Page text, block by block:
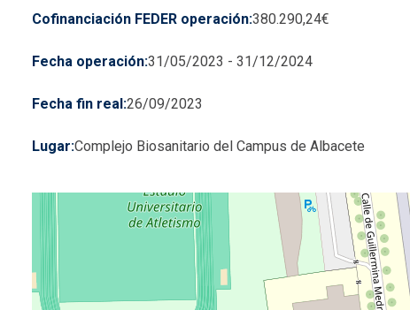
Cofinanciación FEDER operación 380.290,24€
Fecha operación 31/05/2023 - 31/12/2024
Fecha fin real 26/09/2023
Lugar Complejo Biosanitario del Campus de Albacete